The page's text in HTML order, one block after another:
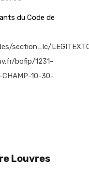
du Code de
section_lc/
bofip/1231-
10-30-
Louvres